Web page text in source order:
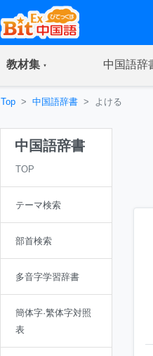
教材集(current) 中国語辞
Top 中国語辞書 よける
中国語辞書
TOP
テーマ検索
部首検索
多音字学習辞書
簡体字·繁体字対照
表